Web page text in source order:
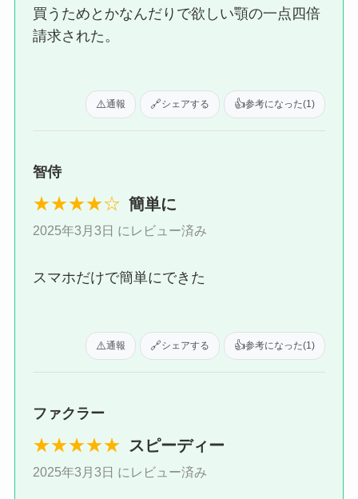
買うためとかなんだりで欲しい顎の一点四倍
請求された。
👍参考になった(1)
🔗シェアする
⚠️通報
智侍
★★★★☆ 簡単に
2025年3月3日 にレビュー済み
スマホだけで簡単にできた
👍参考になった(1)
🔗シェアする
⚠️通報
ファクラー
★★★★★ スピーディー
2025年3月3日 にレビュー済み